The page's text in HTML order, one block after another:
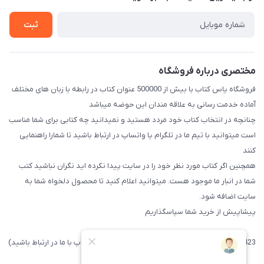
ثبت
مختصری درباره فروشگاه
فروشگاه یاس کتاب با بیش از 500000 عنوان کتاب در رابطه با زبان های مختلف
آماده خدمت رسانی به علاقه مندان این حوضه میباشد
چنانچه در انتخاب کتاب خود مردد هستید و نمیدانید چه کتابی برای شما مناسب
است میتوانید با تیم ما در تلگرام یا واتساپ در ارتباط باشید تا شما‌را راهنمایی
کنند
همچنین اگر کتاب مورد نظر خود را در سایت پیدا نکرده اید نگران نباشید کتب
شما در انبار ما موجود هست. میتوانید اعلام کنید تا محصول دلخواه شما به
سایت اضافه شود.
پیشاپیش از خرید شما سپاسگذاریم
09371742423 (لطفا فقط پیامک داده و یا از طریق واتساپ با ما در ارتباط باشید)